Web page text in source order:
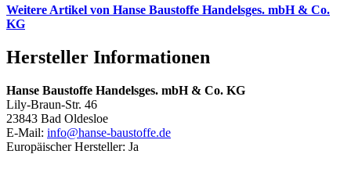
Weitere Artikel von Hanse Baustoffe Handelsges. mbH & Co.
KG
Hersteller Informationen
Hanse Baustoffe Handelsges. mbH & Co. KG
Lily-Braun-Str. 46
23843 Bad Oldesloe
E-Mail: info@hanse-baustoffe.de
Europäischer Hersteller: Ja